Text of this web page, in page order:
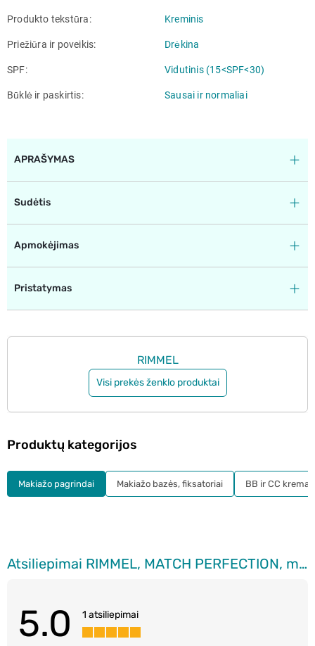
Produkto tekstūra Kreminis
Priežiūra ir poveikis Drėkina
SPF Vidutinis (15<SPF<30)
Būklė ir paskirtis Sausai ir normaliai
APRAŠYMAS
Sudėtis
Apmokėjimas
Pristatymas
RIMMEL
Visi prekės ženklo produktai
Atsiliepimai RIMMEL, MATCH PERFECTION, makiažo pagrindas, 200, 30 ml
5.0 1 atsiliepimai
Produktų kategorijos
Makiažo pagrindai Makiažo bazės, fiksatoriai BB ir CC kremai